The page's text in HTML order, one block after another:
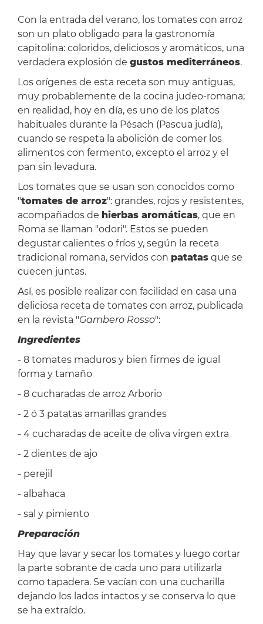
Con la entrada del verano, los tomates con arroz
son un plato obligado para la gastronomía
capitolina: coloridos, deliciosos y aromáticos, una
verdadera explosión de gustos mediterráneos.
Los orígenes de esta receta son muy antiguas,
muy probablemente de la cocina judeo-romana;
en realidad, hoy en día, es uno de los platos
habituales durante la Pésach (Pascua judía),
cuando se respeta la abolición de comer los
alimentos con fermento, excepto el arroz y el
pan sin levadura.
Los tomates que se usan son conocidos como
"tomates de arroz": grandes, rojos y resistentes,
acompañados de hierbas aromáticas, que en
Roma se llaman "odori". Estos se pueden
degustar calientes o fríos y, según la receta
tradicional romana, servidos con patatasque se
cuecen juntas.
Así, es posible realizar con facilidad en casa una
deliciosa receta de tomates con arroz, publicada
en la revista "Gambero Rosso":
Ingredientes
- 8 tomates maduros y bien firmes de igual
forma y tamaño
- 8 cucharadas de arroz Arborio
- 2 ó 3 patatas amarillas grandes
- 4 cucharadas de aceite de oliva virgen extra
- 2 dientes de ajo
- perejil
- albahaca
- sal y pimiento
Preparación
Hay que lavar y secar los tomates y luego cortar
la parte sobrante de cada uno para utilizarla
como tapadera. Se vacían con una cucharilla
dejando los lados intactos y se conserva lo que
se ha extraído.